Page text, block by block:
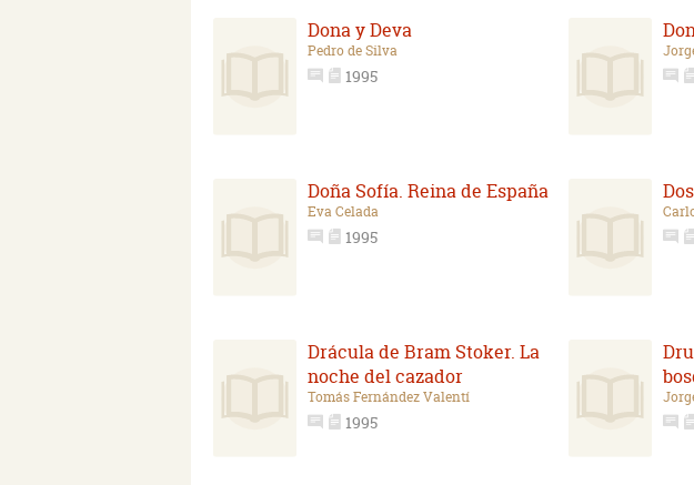
Dona y Deva
Pedro de Silva
1995
Doña Sofía. Reina de España
Eva Celada
1995
Drácula de Bram Stoker. La
noche del cazador
Tomás Fernández Valentí
1995